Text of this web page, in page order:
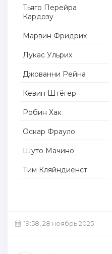
Тьяго Перейра
Кардозу
Марвин Фридрих
Лукас Ульрих
Джованни Рейна
Кевин Штёгер
Робин Хак
Оскар Фрауло
Шуто Мачино
Тим Кляйндиенст
19:58, 28 ноябрь 2025